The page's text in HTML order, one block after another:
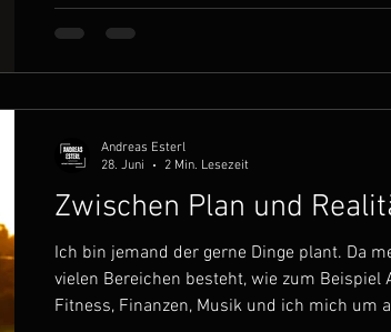
aus Entscheidungen. Es sind nicht immer
Entscheidungen, die unseren Alltag
Zwischen Plan und
Ich bin jemand der gerne Dinge plant. Da
vielen Bereichen besteht, wie zum Beispiel
Fitness, Finanzen, Musik und ich mich um
Andreas Esterl
28. Juni
2 Min. Lesezeit